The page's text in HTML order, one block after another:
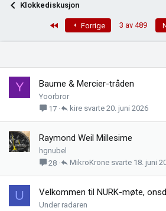
Klokkediskusjon
Forrige 3 av 489
Y Baume & Mercier-tråden
Yoorbror
17
20. juni 2026
kire
Raymond Weil Millesime
hgnubel
28
18. juni
MikroKrone
U Velkommen til NURK-møte,
Under radaren